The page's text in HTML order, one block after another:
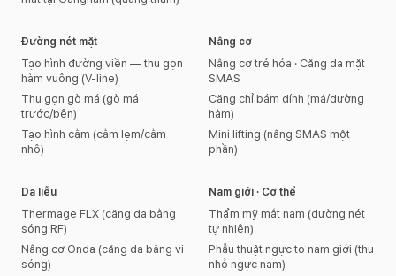
Đường nét mặt
Tạo hình đường viền — thu gọn
hàm vuông (V-line)
Thu gọn gò má (gò má
trước/bên)
Tạo hình cằm (cằm lẹm/cằm
nhô)
Nâng cơ
Nâng cơ trẻ hóa · Căng da mặt
SMAS
Căng chỉ bám dính (má/đường
hàm)
Mini lifting (nâng SMAS một
phần)
Da liễu
Thermage FLX (căng da bằng
sóng RF)
Nâng cơ Onda (căng da bằng vi
sóng)
Nam giới · Cơ thể
Thẩm mỹ mắt nam (đường nét
tự nhiên)
Phẫu thuật ngực to nam giới (thu
nhỏ ngực nam)